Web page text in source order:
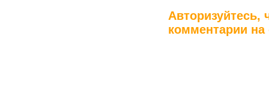
Авторизуйтесь,
комментарии на